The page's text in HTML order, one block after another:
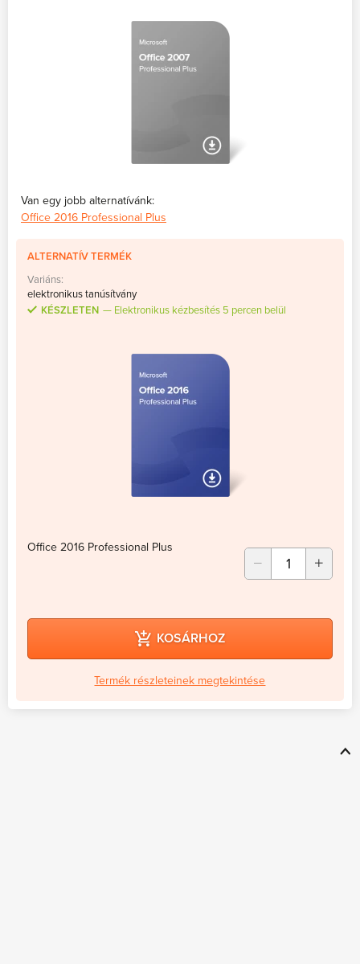
Van egy jobb alternatívánk:
Office 2016 Professional Plus
ALTERNATÍV TERMÉK
Variáns:
elektronikus tanúsítvány
KÉSZLETEN
Elektronikus kézbesítés 5 percen belül
Office 2016 Professional Plus
KOSÁRHOZ
Termék részleteinek megtekintése